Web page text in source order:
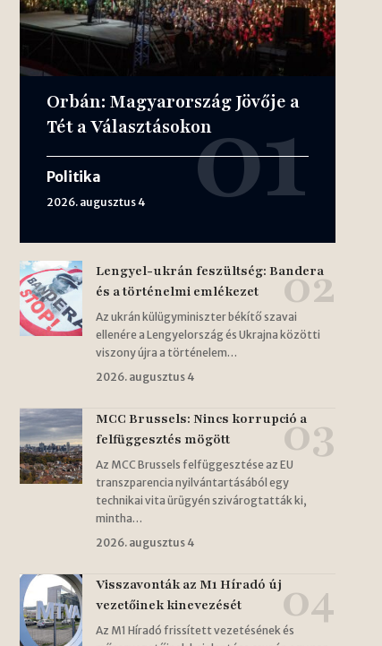
Orbán: Magyarország Jövője a
Tét a Választásokon
Politika
2026. augusztus 4
Lengyel-ukrán feszültség: Bandera
és a történelmi emlékezet
Az ukrán külügyminiszter békítő szavai
ellenére a Lengyelország és Ukrajna közötti
viszony újra a történelem…
2026. augusztus 4
MCC Brussels: Nincs korrupció a
felfüggesztés mögött
Az MCC Brussels felfüggesztése az EU
transzparencia nyilvántartásából egy
technikai vita ürügyén szivárogtatták ki,
mintha…
2026. augusztus 4
Visszavonták az M1 Híradó új
vezetőinek kinevezését
Az M1 Híradó frissített vezetésének és